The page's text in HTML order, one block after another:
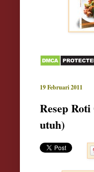
19 Februari 2011
Resep
utuh)